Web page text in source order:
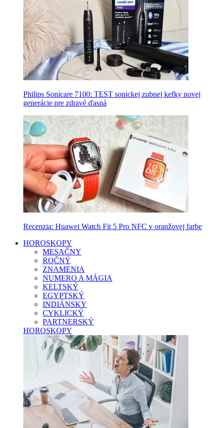
Philips Sonicare 7100: TEST sonickej zubnej kefky novej
generácie pre zdravé ďasná
Recenzia: Huawei Watch Fit 5 Pro NFC v oranžovej farbe
HOROSKOPY
MESAČNY
ROČNÝ
ZNAMENIA
NUMERO A MÁGIA
KELTSKÝ
EGYPTSKÝ
INDIÁNSKY
CYKLICKÝ
PARTNERSKÝ
HOROSKOPY